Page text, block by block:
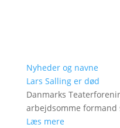
Nyheder og navne
Lars Salling er død
Danmarks
arbejdsomme formand
Læs mere